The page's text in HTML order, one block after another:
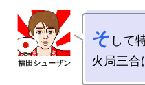
そ して